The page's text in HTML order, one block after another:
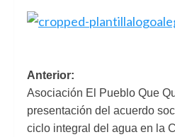
Navegación
de
entradas
Anterior:
Asociación El Pueblo Que
presentación del acuerdo
ciclo integral del agua en la